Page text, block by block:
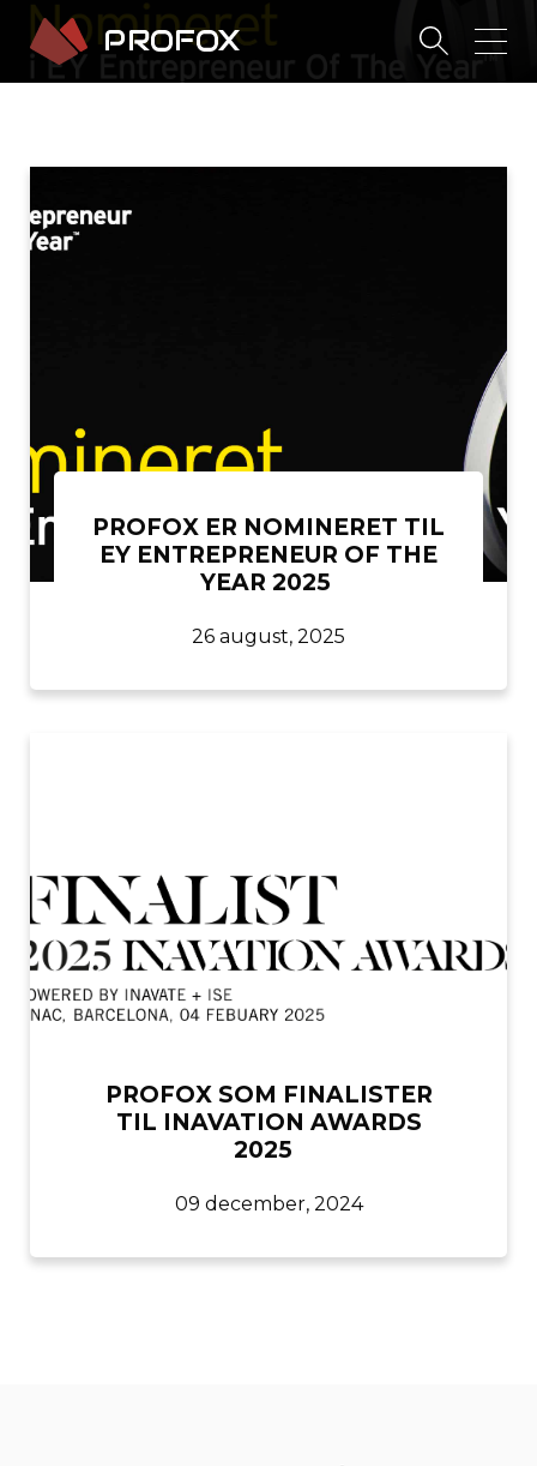
PROFOX ER NOMINERET TIL
EY ENTREPRENEUR OF THE
YEAR 2025
26 august, 2025
PROFOX SOM FINALISTER
TIL INAVATION AWARDS
2025
09 december, 2024